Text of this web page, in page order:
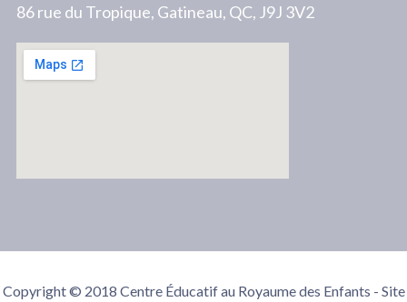
86 rue du Tropique, Gatineau, QC, J9J 3V2
Copyright © 2018 Centre Éducatif au Royaume des Enfants - Site